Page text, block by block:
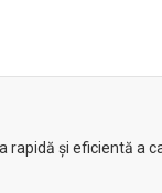
și eficientă a